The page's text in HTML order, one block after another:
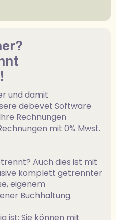
und damit
debevet Software
Rechnungen
mit 0% Mwst.
Auch dies ist mit
komplett getrennter
eigenem
Buchhaltung.